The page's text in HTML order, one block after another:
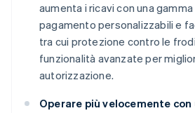
aumenta i ricavi con una
pagamento personalizzabili e
tra cui protezione contro le
funzionalità avanzate per
autorizzazione.
Operare più velocemente